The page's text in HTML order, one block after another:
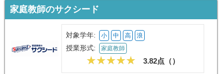
家庭教師のサクシード
対象学年: 小 中 高 浪
授業形式: 家庭教師
3.82点（）